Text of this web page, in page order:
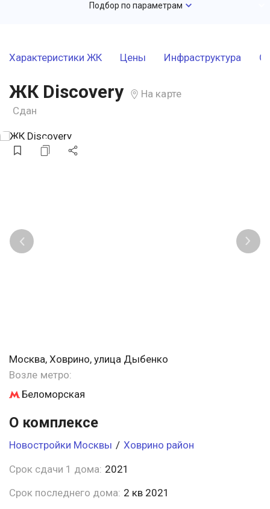
Подбор по параметрам
Характеристики ЖК Цены Инфраструктура
ЖК Discovery
На карте
Сдан
Москва, Ховрино, улица Дыбенко
Возле метро:
Беломорская
О комплексе
Новостройки Москвы / Ховрино район
Срок сдачи 1 дома: 2021
Срок последнего дома: 2 кв 2021